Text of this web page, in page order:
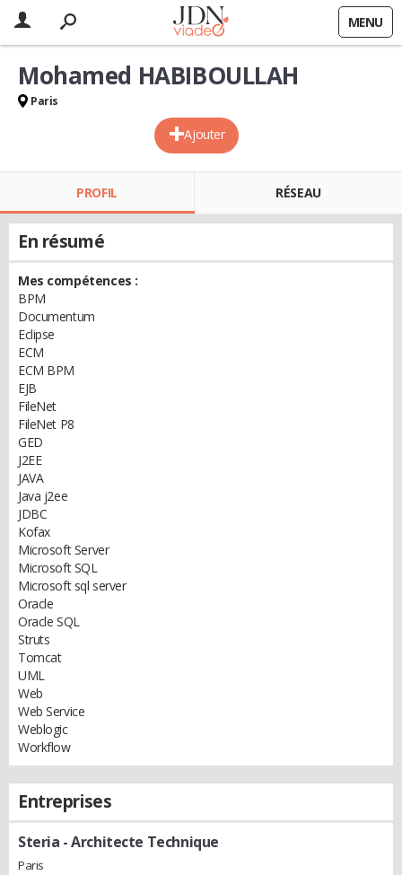
MENU
Ajouter
Mohamed HABIBOULLAH
Paris
PROFIL RÉSEAU
En résumé
Mes compétences :
BPM
Documentum
Eclipse
ECM
ECM BPM
EJB
FileNet
FileNet P8
GED
J2EE
JAVA
Java j2ee
JDBC
Kofax
Microsoft Server
Microsoft SQL
Microsoft sql server
Oracle
Oracle SQL
Struts
Tomcat
UML
Web
Web Service
Weblogic
Workflow
Entreprises
Steria - Architecte Technique
Paris